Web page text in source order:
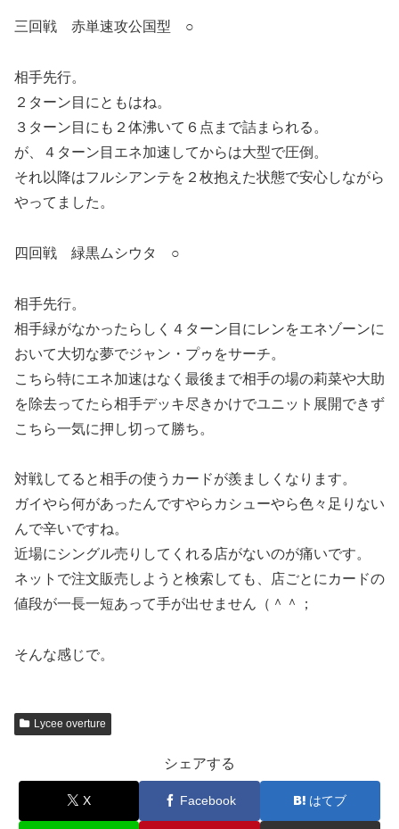
三回戦 赤単速攻公国型 ○
相手先行。
２ターン目にともはね。
３ターン目にも２体沸いて６点まで詰まられる。
が、４ターン目エネ加速してからは大型で圧倒。
それ以降はフルシアンテを２枚抱えた状態で安心しながら
やってました。
四回戦 緑黒ムシウタ ○
相手先行。
相手緑がなかったらしく４ターン目にレンをエネゾーンに
おいて大切な夢でジャン・プゥをサーチ。
こちら特にエネ加速はなく最後まで相手の場の莉菜や大助
を除去ってたら相手デッキ尽きかけでユニット展開できず
こちら一気に押し切って勝ち。
対戦してると相手の使うカードが羨ましくなります。
ガイやら何があったんですやらカシューやら色々足りない
んで辛いですね。
近場にシングル売りしてくれる店がないのが痛いです。
ネットで注文販売しようと検索しても、店ごとにカードの
値段が一長一短あって手が出せません（＾＾；
そんな感じで。
Lycee overture
シェアする
X Facebook はてブ